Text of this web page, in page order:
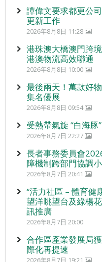
譚偉文要求都更公
更新工作
2026年8月8日 11:28
港珠澳大橋澳門跨
港澳物流高效聯通
2026年8月8日 10:00
最後兩天！萬款好
集名優展
2026年8月8日 09:54
受熱帶氣旋 “白海
2026年8月7日 22:27
長者事務委員會
障機制跨部門協調
2026年8月7日 20:41
“活力社區 – 體育健
望洋眺望台及綠楊
訊推廣
2026年8月7日 20:00
合作區產業發展局
際化再提速
2026年8月7日 19:21